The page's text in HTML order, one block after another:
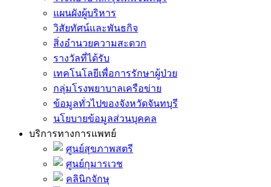
แผนผังผู้บริหาร
วิสัยทัศน์และพันธกิจ
สิ่งอำนวยความสะดวก
รางวัลที่ได้รับ
เทคโนโลยีเพื่อการรักษาผู้ป่วย
กลุ่มโรงพยาบาลเครือข่าย
ข้อมูลทั่วไปของจังหวัดจันทบุรี
นโยบายข้อมูลส่วนบุคคล
บริการทางการแพทย์
ศูนย์สุขภาพสตรี
ศูนย์กุมารเวช
คลินิกจักษุ